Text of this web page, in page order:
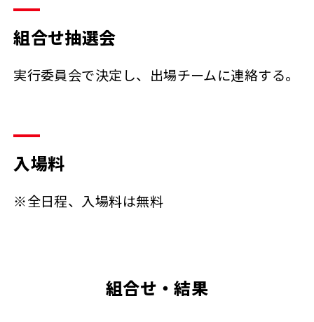
組合せ抽選会
実行委員会で決定し、出場チームに連絡する。
入場料
※全日程、入場料は無料
組合せ・結果